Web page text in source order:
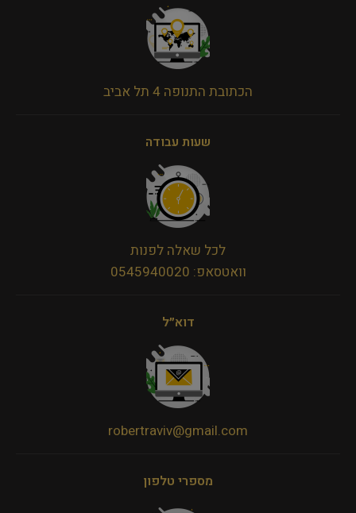
הכתובת התנופה 4 תל אביב
שעות עבודה
לכל שאלה לפנות
וואטסאפ: 0545940020
דוא״ל
robertraviv@gmail.com
מספרי טלפון